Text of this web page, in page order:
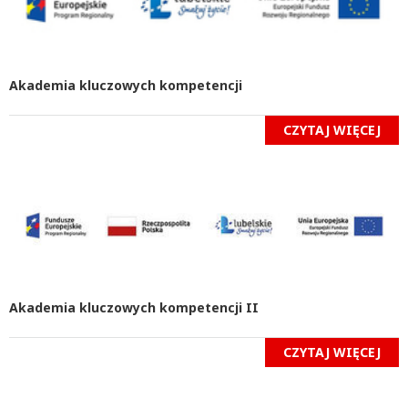
Akademia kluczowych kompetencji
CZYTAJ WIĘCEJ
Akademia kluczowych kompetencji II
CZYTAJ WIĘCEJ